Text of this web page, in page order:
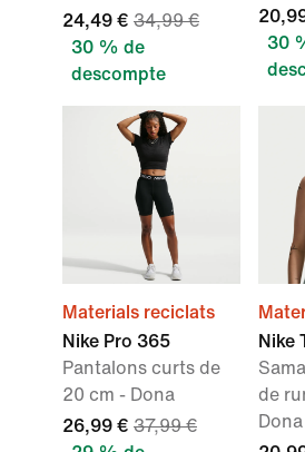
24,49 € 34,99 €
30 % de
descompte
30
Materials reciclats
Nike Pro 365
Pantalons curts de
20 cm - Dona
26,99 € 37,99 €
Nike
de
Dona